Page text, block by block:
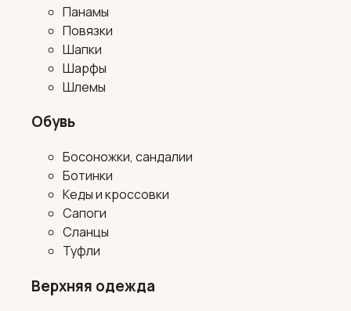
Панамы
Повязки
Шапки
Шарфы
Шлемы
Обувь
Босоножки, сандалии
Ботинки
Кеды и кроссовки
Сапоги
Сланцы
Туфли
Верхняя одежда